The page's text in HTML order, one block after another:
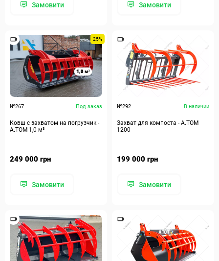
Замовити Замовити
25%
№267 Под заказ
Ковш с захватом на погрузчик -
А.ТОМ 1,0 м³
249 000 грн
Замовити
№292 В наличии
Захват для компоста - А.ТОМ
1200
199 000 грн
Замовити